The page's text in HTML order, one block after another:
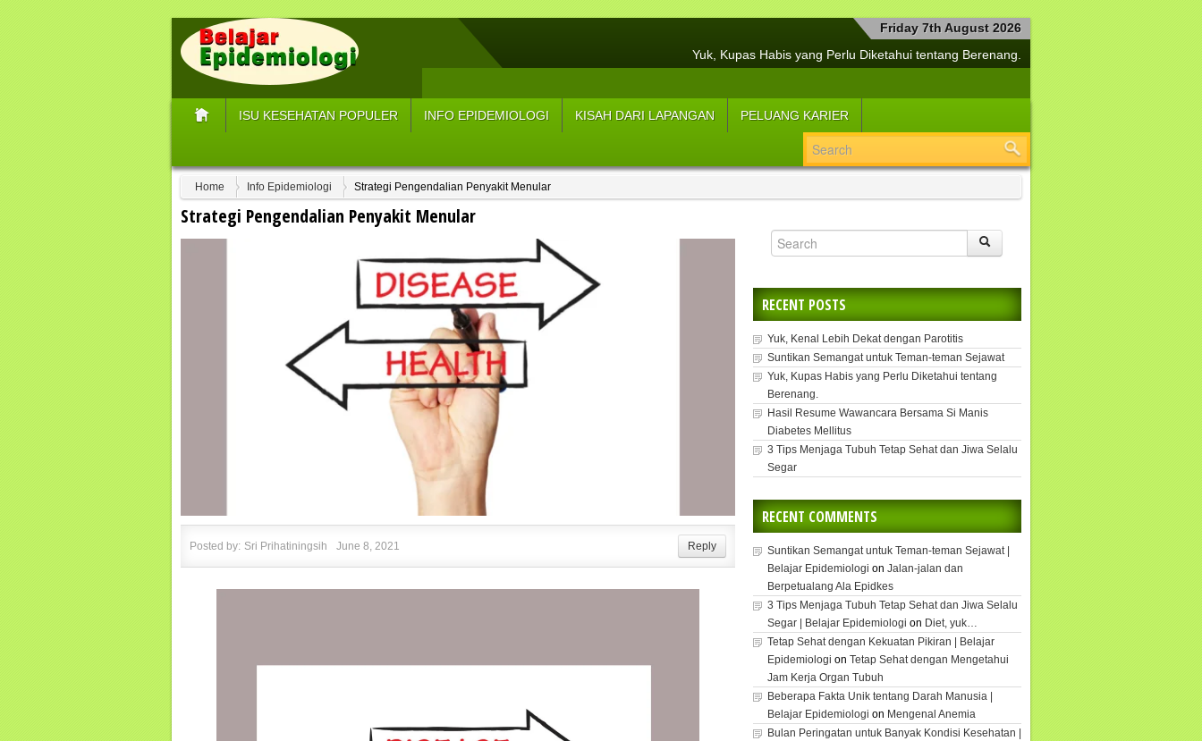
Friday 7th August 2026
Yuk, Kupas Habis yang Perlu Diketahui tentang Berenang.
3 Tips Menjaga Tubuh Tetap Sehat dan Jiwa Selalu Segar
Suplemen Kesehatan Penangkal Covid-19
Yuk, Segera Tangani Hepatitis.
5 Strategi Cerdas Menjaga Kesehatan Buah Hati
Tetap Sehat dengan Kekuatan Pikiran
Yuk, Kenal Lebih Dekat dengan Parotitis
ISU KESEHATAN POPULER INFO EPIDEMIOLOGI KISAH DARI LAPANGAN PELUANG KARIER
Home Info Epidemiologi Strategi Pengendalian Penyakit Menular
Strategi Pengendalian Penyakit Menular
Posted by: Sri Prihatiningsih June 8, 2021 Reply
RECENT POSTS
Yuk, Kenal Lebih Dekat dengan Parotitis
Suntikan Semangat untuk Teman-teman Sejawat
Yuk, Kupas Habis yang Perlu Diketahui tentang
Berenang.
Hasil Resume Wawancara Bersama Si Manis
Diabetes Mellitus
3 Tips Menjaga Tubuh Tetap Sehat dan Jiwa Selalu
Segar
RECENT COMMENTS
Suntikan Semangat untuk Teman-teman Sejawat |
Belajar Epidemiologi on Jalan-jalan dan
Berpetualang Ala Epidkes
3 Tips Menjaga Tubuh Tetap Sehat dan Jiwa Selalu
Segar | Belajar Epidemiologi on Diet, yuk…
Tetap Sehat dengan Kekuatan Pikiran | Belajar
Epidemiologi on Tetap Sehat dengan Mengetahui
Jam Kerja Organ Tubuh
Beberapa Fakta Unik tentang Darah Manusia |
Belajar Epidemiologi on Mengenal Anemia
Bulan Peringatan untuk Banyak Kondisi Kesehatan |